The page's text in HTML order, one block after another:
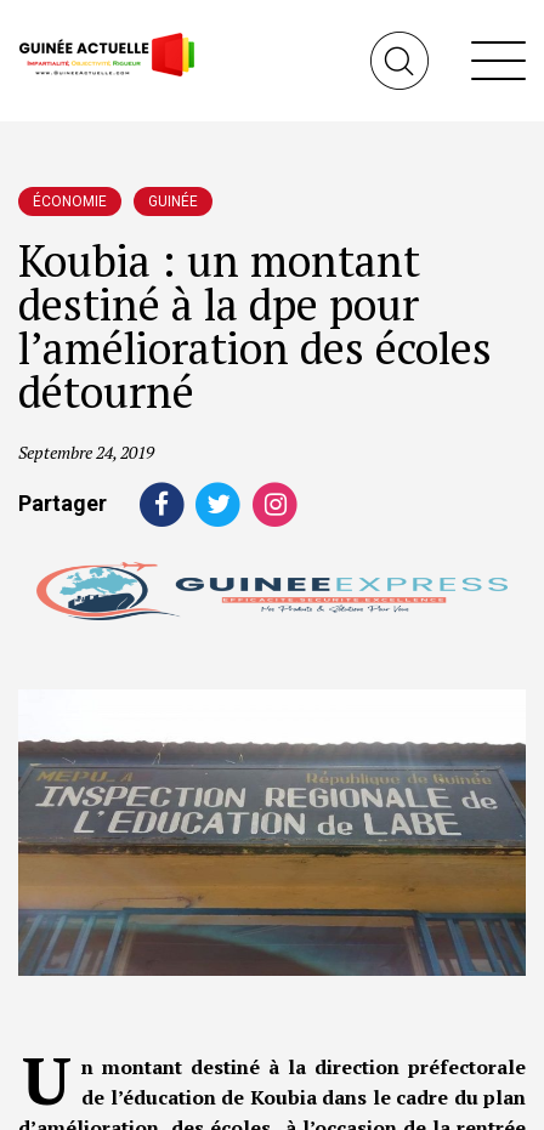
ÉCONOMIE GUINÉE
Koubia : un montant
destiné à la dpe pour
l’amélioration des écoles
détourné
Septembre 24, 2019
Partager
U n montant destiné à la direction préfectorale
de l’éducation de Koubia dans le cadre du plan